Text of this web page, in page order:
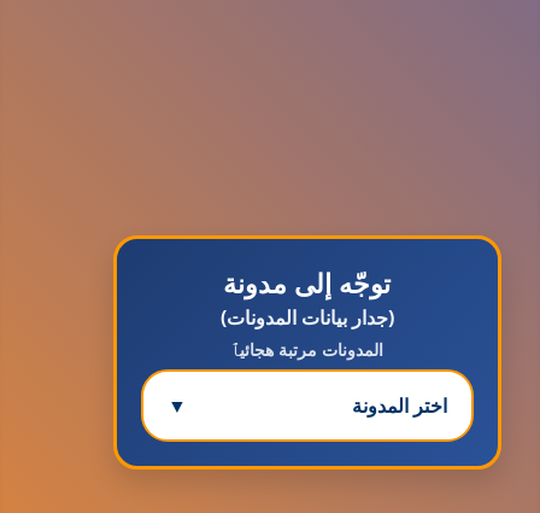
توجّه إلى مدونة
(جدار بيانات المدونات)
المدونات مرتبة هجائيٱ
اختر المدونة ▼